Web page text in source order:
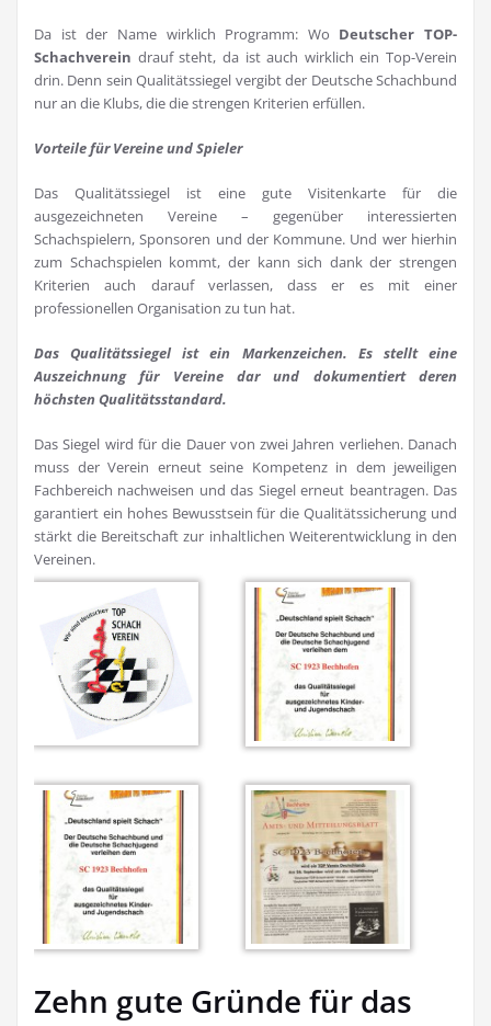
Da ist der Name wirklich Programm: Wo Deutscher TOP-
Schachverein drauf steht, da ist auch wirklich ein Top-Verein
drin. Denn sein Qualitätssiegel vergibt der Deutsche Schachbund
nur an die Klubs, die die strengen Kriterien erfüllen.
Vorteile für Vereine und Spieler
Das Qualitätssiegel ist eine gute Visitenkarte für die
ausgezeichneten Vereine – gegenüber interessierten
Schachspielern, Sponsoren und der Kommune. Und wer hierhin
zum Schachspielen kommt, der kann sich dank der strengen
Kriterien auch darauf verlassen, dass er es mit einer
professionellen Organisation zu tun hat.
Das Qualitätssiegel ist ein Markenzeichen. Es stellt eine
Auszeichnung für Vereine dar und dokumentiert deren
höchsten Qualitätsstandard.
Das Siegel wird für die Dauer von zwei Jahren verliehen. Danach
muss der Verein erneut seine Kompetenz in dem jeweiligen
Fachbereich nachweisen und das Siegel erneut beantragen. Das
garantiert ein hohes Bewusstsein für die Qualitätssicherung und
stärkt die Bereitschaft zur inhaltlichen Weiterentwicklung in den
Vereinen.
Zehn gute Gründe für das